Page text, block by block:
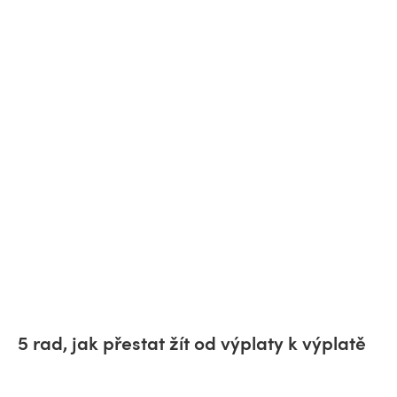
5 rad, jak přestat žít od výplaty k výplatě